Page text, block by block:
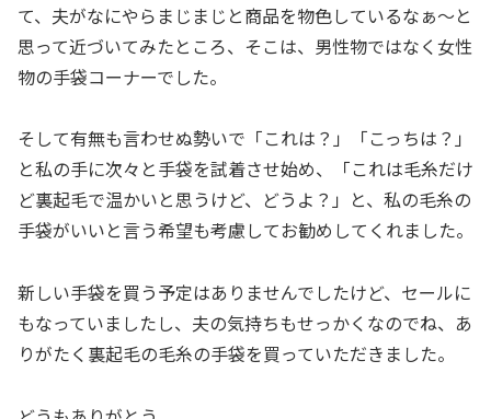
て、夫がなにやらまじまじと商品を物色しているなぁ～と
思って近づいてみたところ、そこは、男性物ではなく女性
物の手袋コーナーでした。
そして有無も言わせぬ勢いで「これは？」「こっちは？」
と私の手に次々と手袋を試着させ始め、「これは毛糸だけ
ど裏起毛で温かいと思うけど、どうよ？」と、私の毛糸の
手袋がいいと言う希望も考慮してお勧めしてくれました。
新しい手袋を買う予定はありませんでしたけど、セールに
もなっていましたし、夫の気持ちもせっかくなのでね、あ
りがたく裏起毛の毛糸の手袋を買っていただきました。